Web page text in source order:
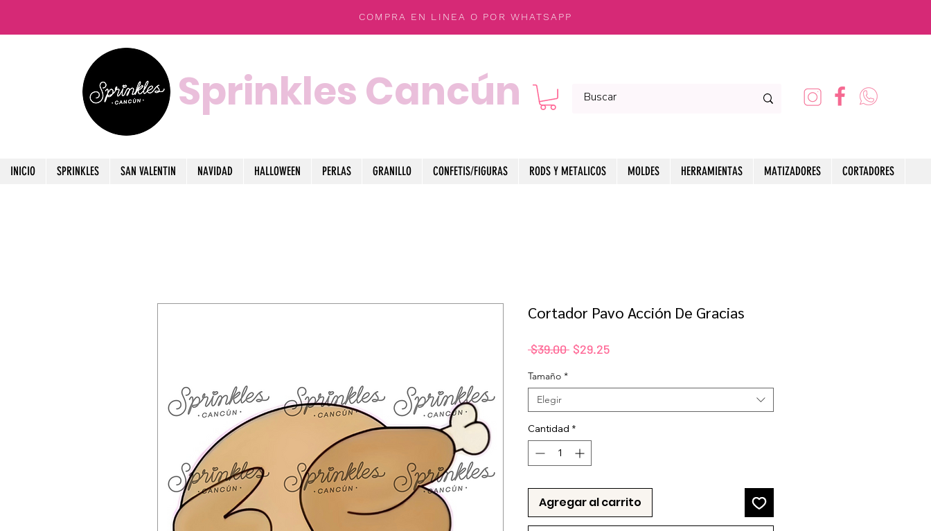
COMPRA EN LINEA O POR WHATSAPP
Sprinkles Cancún
INICIO SPRINKLES SAN VALENTIN NAVIDAD HALLOWEEN PERLAS GRANILLO CONFETIS/FIGURAS RODS Y METALICOS MOLDES HERRAMIENTAS MATIZADORES CORTADORES
Cortador Pavo Acción De Gracias
$39.00 Precio
$29.25Precio
Tamaño *
Elegir
Cantidad *
Agregar al carrito